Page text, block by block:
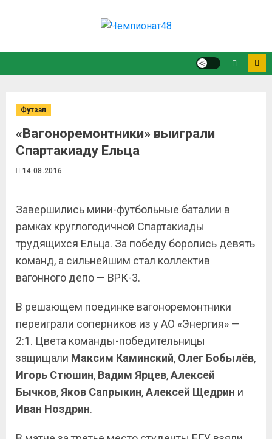
Футзал
«Вагоноремонтники» выиграли
Спартакиаду Ельца
14.08.2016
Завершились мини-футбольные баталии в
рамках круглогодичной Спартакиады
трудящихся Ельца. За победу боролись девять
команд, а сильнейшим стал коллектив
вагонного депо — ВРК-3.
В решающем поединке вагоноремонтники
переиграли соперников из у АО «Энергия» —
2:1. Цвета команды-победительницы
защищали Максим Каминский, Олег Бобылёв,
Игорь Стюшин, Вадим Ярцев,Алексей
Бычков, Яков Сапрыкин,Алексей Щедрин и
Иван Ноздрин.